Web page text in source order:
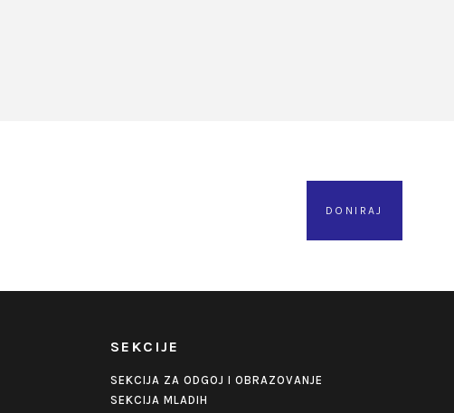
DONIRAJ
SEKCIJE
SEKCIJA ZA ODGOJ I OBRAZOVANJE
SEKCIJA MLADIH